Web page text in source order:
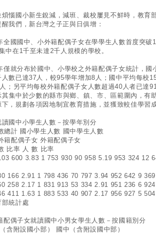
惱國小新生銳減，減班、裁校屢見不鮮時，教育
我們，新台灣之子正與日俱增：
全國國中、小外籍配偶子女在學學生人數首度突破
中在1千至未達2千人規模的學校。
僅就分布於國中、小學校之外籍配偶子女統計，國
數已達37人，較95學年增加8人；國中平均每校15
；另平均每校外籍配偶子女人數超過40人者已達
集中於少數的縣市與鄉、鎮、市、區範圍內，有
，規劃各項因地制宜教育措施，並獲致較佳學習成
國中小學生人數－按學年別分
總計 國小學生人數 國中學生人數
籍配偶子女 外籍配偶子女
比率 人 數 比率
600 3.83 1 753 930 90 958 5.19 953 324 12
166 2.91 1 798 436 70 797 3.94 952 642 9
258 2.17 1 831 913 53 334 2.91 951 236 6
411 1.63 1 883 533 40 907 2.17 956 927 5
統計處
配偶子女就讀國中小男女學生人數－按國籍別分
含附設國小部） 國中（含附設國中部）